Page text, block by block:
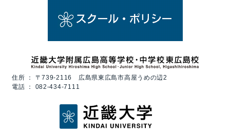
住所 ： 〒739-2116 広島県東広島市高屋うめの辺2
電話 ： 082-434-7111